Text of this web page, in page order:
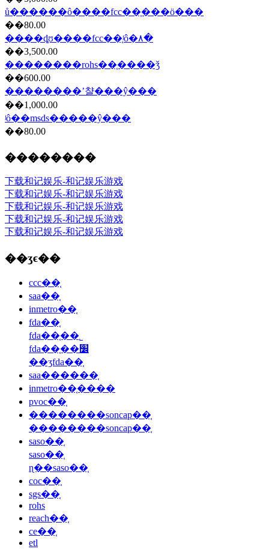
ů������ô����fcc��֤���ö���
��80.00
����ȡʊ����fcc��֤ʲô�۸�
��3,500.00
��������rohs��֤����ǯ
��600.00
��������ʼ챨���ŷ���
��1,000.00
ʲô��msds�����ŷ���
��80.00
��������
下载和记娱乐-和记娱乐游戏
下载和记娱乐-和记娱乐游戏
下载和记娱乐-和记娱乐游戏
下载和记娱乐-和记娱乐游戏
下载和记娱乐-和记娱乐游戏
��ʒϵ��
ccc��֤
saa��֤
inmetro��֤
fda��֤
fda��֤��˾
fda��֤��׼
��ʒfda��֤
saa������֤
inmetro��֤����
pvoc��֤
��������soncap��֤
��������soncap��֤
saso��֤
saso��֤
ɳ��saso��֤
coc��֤
sgs��֤
rohs
reach��֤
ce��֤
etl